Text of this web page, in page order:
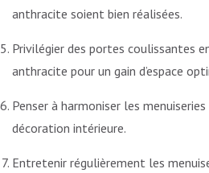
anthracite soient bien réalisées.
Privilégier des portes coulissantes
anthracite pour un gain d’espace
Penser à harmoniser les
décoration intérieure.
Entretenir régulièrement les